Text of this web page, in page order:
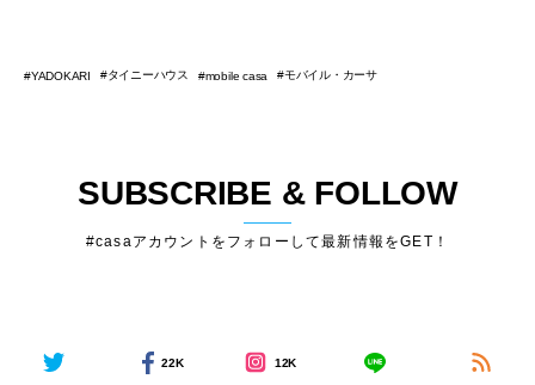
YADOKARI タイニーハウス mobile casa モバイル・カーサ
SUBSCRIBE & FOLLOW
#casaアカウントをフォローして最新情報をGET！
22K 12K